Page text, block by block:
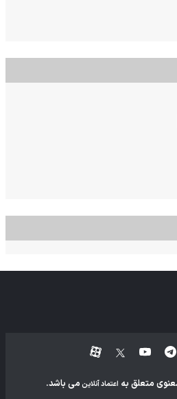
متعلق به اعتماد آنلاین می باشد.